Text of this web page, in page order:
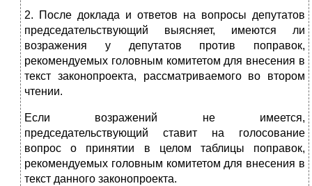
2. После доклада и ответов на вопросы депутатов
председательствующий выясняет, имеются ли
возражения у депутатов против поправок,
рекомендуемых головным комитетом для внесения в
текст законопроекта, рассматриваемого во втором
чтении.
Если возражений не имеется,
председательствующий ставит на голосование
вопрос о принятии в целом таблицы поправок,
рекомендуемых головным комитетом для внесения в
текст данного законопроекта.